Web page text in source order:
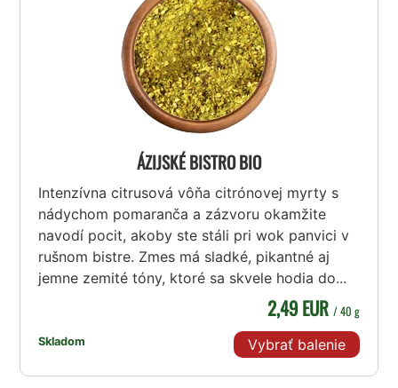
ÁZIJSKÉ BISTRO BIO
Intenzívna citrusová vôňa citrónovej myrty s
nádychom pomaranča a zázvoru okamžite
navodí pocit, akoby ste stáli pri wok panvici v
rušnom bistre. Zmes má sladké, pikantné aj
jemne zemité tóny, ktoré sa skvele hodia do...
Skladom
2,49 EUR / 40 g
Vybrať balenie